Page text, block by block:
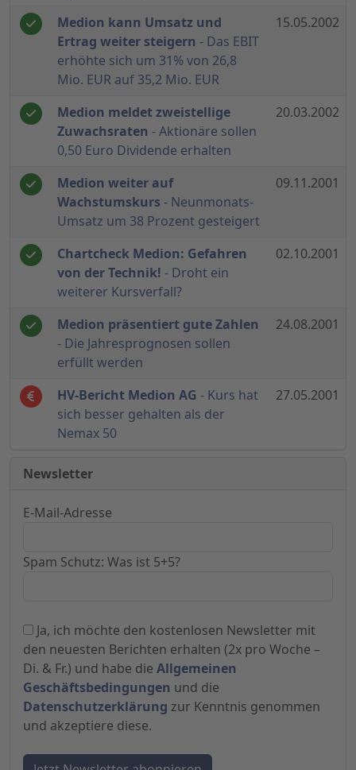
Medion kann Umsatz und
Ertrag weiter steigern - Das EBIT
erhöhte sich um 31% von 26,8
Mio. EUR auf 35,2 Mio. EUR
15.05.2002
Medion meldet zweistellige
Zuwachsraten - Aktionäre sollen
0,50 Euro Dividende erhalten
20.03.2002
Medion weiter auf
Wachstumskurs - Neunmonats-
Umsatz um 38 Prozent gesteigert
09.11.2001
Chartcheck Medion: Gefahren
von der Technik! - Droht ein
weiterer Kursverfall?
02.10.2001
Medion präsentiert gute Zahlen
- Die Jahresprognosen sollen
erfüllt werden
24.08.2001
HV-Bericht Medion AG - Kurs hat
sich besser gehalten als der
Nemax 50
27.05.2001
Newsletter
E-Mail-Adresse
Spam Schutz: Was ist 5+5?
Ja, ich möchte den kostenlosen Newsletter mit
den neuesten Berichten erhalten (2x pro Woche –
Di. & Fr.) und habe die Allgemeinen
Geschäftsbedingungen und die
Datenschutzerklärung zur Kenntnis genommen
und akzeptiere diese.